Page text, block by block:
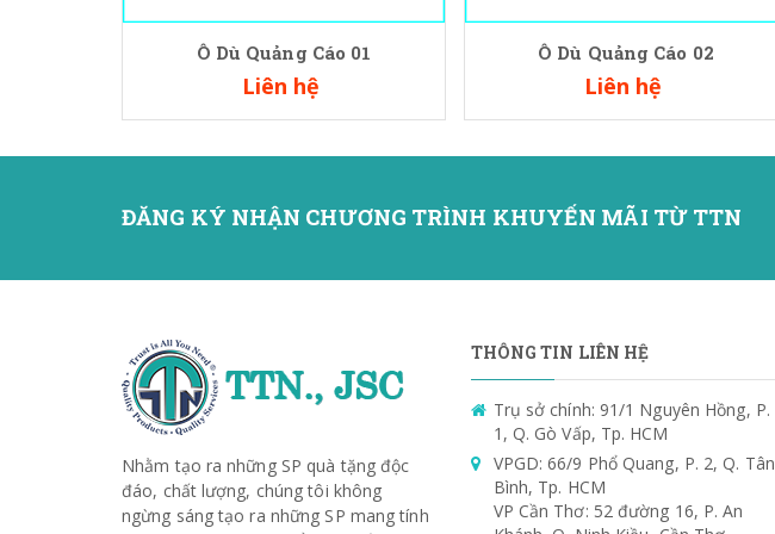
Ô Dù Quảng Cáo 01
Liên hệ
Ô Dù Quảng Cáo 02
Liên hệ
ĐĂNG KÝ NHẬN CHƯƠNG TRÌNH KHUYẾN MÃI TỪ TTN
Nhằm tạo ra những SP quà tặng độc
đáo, chất lượng, chúng tôi không
ngừng sáng tạo ra những SP mang tính
THÔNG TIN LIÊN HỆ
Trụ sở chính: 91/1 Nguyên Hồng, P.
1, Q. Gò Vấp, Tp. HCM
VPGD: 66/9 Phổ Quang, P. 2, Q. Tân
Bình, Tp. HCM
VP Cần Thơ: 52 đường 16, P. An